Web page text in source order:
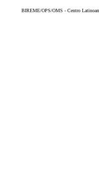
BIREME/OPS/OMS - Centro